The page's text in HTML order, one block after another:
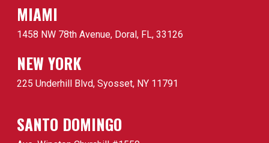
MIAMI
1458 NW 78th Avenue, Doral, FL, 33126
NEW YORK
225 Underhill Blvd, Syosset, NY 11791
SANTO DOMINGO